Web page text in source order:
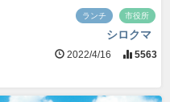
ランチ 市役所
シロクマ
2022/4/16 5563